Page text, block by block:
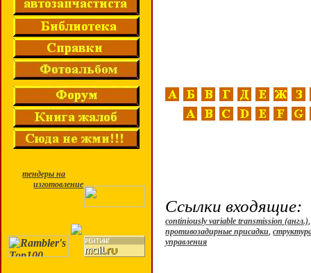
тендеры на
изготовление
Ссылки входящие:
continiously variable transmission (англ.)
противозадирные присадки,
управления